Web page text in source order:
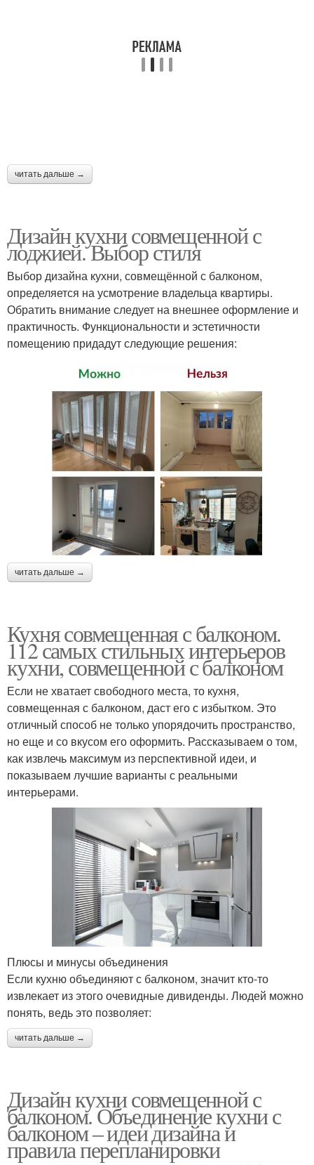
читать дальше →
Дизайн кухни совмещенной с
лоджией. Выбор стиля
Выбор дизайна кухни, совмещённой с балконом,
определяется на усмотрение владельца квартиры.
Обратить внимание следует на внешнее оформление и
практичность. Функциональности и эстетичности
помещению придадут следующие решения:
читать дальше →
Кухня совмещенная с балконом.
112 самых стильных интерьеров
кухни, совмещенной с балконом
Если не хватает свободного места, то кухня,
совмещенная с балконом, даст его с избытком. Это
отличный способ не только упорядочить пространство,
но еще и со вкусом его оформить. Рассказываем о том,
как извлечь максимум из перспективной идеи, и
показываем лучшие варианты с реальными
интерьерами.
Плюсы и минусы объединения
Если кухню объединяют с балконом, значит кто-то
извлекает из этого очевидные дивиденды. Людей можно
понять, ведь это позволяет:
читать дальше →
Дизайн кухни совмещенной с
балконом. Объединение кухни с
балконом – идеи дизайна и
правила перепланировки